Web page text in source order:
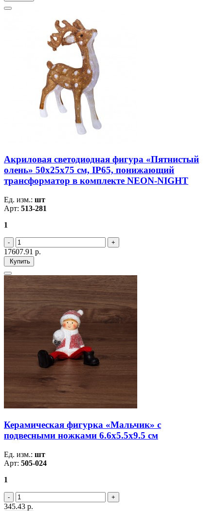
Акриловая светодиодная фигура «Пятнистый
олень» 50х25х75 см, IP65, понижающий
трансформатор в комплекте NEON-NIGHT
Ед. изм.: шт
Арт: 513-281
1
17607.91 р.
Купить
Керамическая фигурка «Мальчик» с
подвесными ножками 6.6х5.5х9.5 см
Ед. изм.: шт
Арт: 505-024
1
345.43 р.